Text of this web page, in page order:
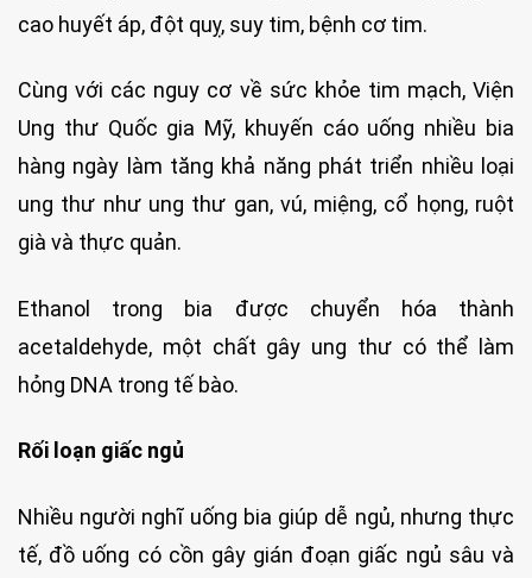
cao huyết áp, đột quỵ, suy tim, bệnh cơ tim.
Cùng với các nguy cơ về sức khỏe tim mạch, Viện
Ung thư Quốc gia Mỹ, khuyến cáo uống nhiều bia
hàng ngày làm tăng khả năng phát triển nhiều loại
ung thư như ung thư gan, vú, miệng, cổ họng, ruột
già và thực quản.
Ethanol trong bia được chuyển hóa thành
acetaldehyde, một chất gây ung thư có thể làm
hỏng DNA trong tế bào.
Rối loạn giấc ngủ
Nhiều người nghĩ uống bia giúp dễ ngủ, nhưng thực
tế, đồ uống có cồn gây gián đoạn giấc ngủ sâu và